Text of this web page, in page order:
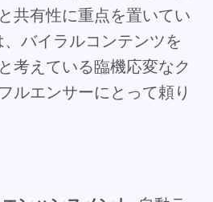
共有性に重点を置いてい
バイラルコンテンツを
考えている臨機応変なク
ルエンサーにとって頼り